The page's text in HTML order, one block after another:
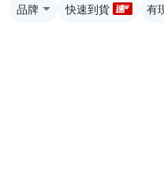
品牌 快速到貨 有